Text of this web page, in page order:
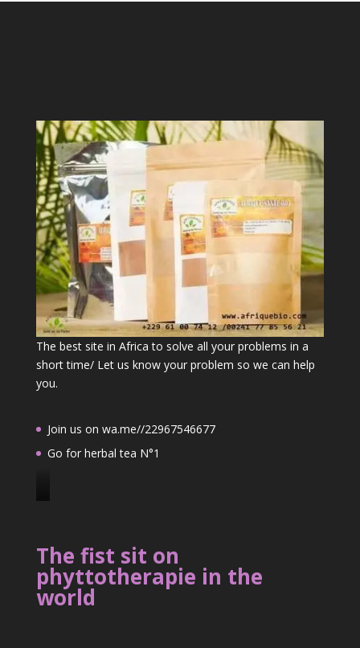
The best site in Africa to solve all your problems in a
short time/ Let us know your problem so we can help
you.
Join us on wa.me//22967546677
Go for herbal tea N°1
J
u
s
The fist sit on
phyttotherapie in the
world